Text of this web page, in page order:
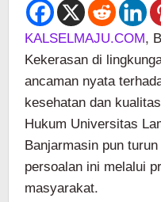
KALSELMAJU.COM,
Kekerasan di
ancaman nyata
kesehatan dan
Hukum Universitas
Banjarmasin pun
persoalan ini melalui
masyarakat.